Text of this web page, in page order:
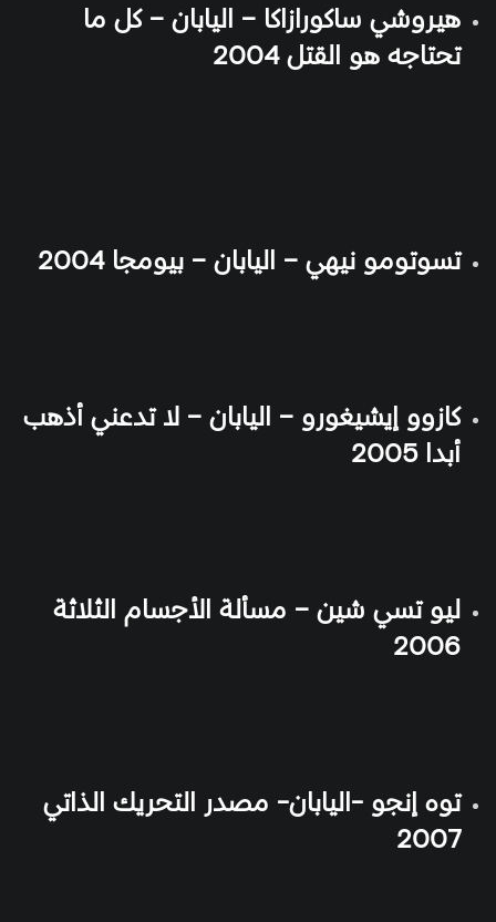
هيروشي ساكورازاكا – اليابان – كل ما
تحتاجه هو القتل 2004
تسوتومو نيهي – اليابان – بيومجا 2004
كازوو إيشيغورو – اليابان – لا تدعني أذهب
أبدا 2005
ليو تسي شين – مسألة الأجسام الثلاثة
2006
توه إنجو -اليابان- مصدر التحريك الذاتي
2007